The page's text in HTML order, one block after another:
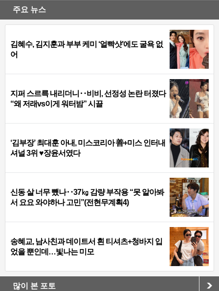
주요 뉴스
김혜수, 김지훈과 부부 케미 ‘얼빡샷’에도 굴욕 없
어
지퍼 스르륵 내리더니‥비비, 선정성 논란 터졌다
“왜 저래vs이게 워터밤” 시끌
‘김부장’ 최대훈 아내, 미스코리아 善+미스 인터내
셔널 3위 ♥장윤서였다
신동 살 너무 뺐나‥37㎏ 감량 부작용 “못 알아봐
서 요요 와야하나 고민”(전현무계획4)
송혜교, 남사친과 데이트서 흰 티셔츠+청바지 입
었을 뿐인데…빛나는 미모
많이 본 포토